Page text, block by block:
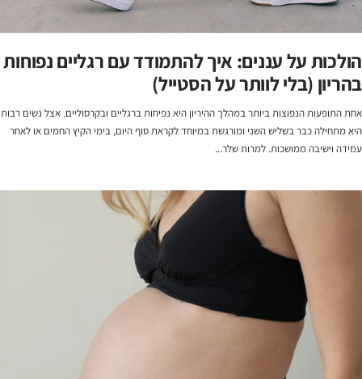
הולכות על עננים: איך להתמודד עם רגליים נפוחות
בהריון (בלי לוותר על הסטייל)
אחת התופעות הנפוצות ביותר במהלך ההיריון היא נפיחות ברגליים ובקרסוליים. אצל נשים רבות
היא מתחילה כבר בשליש השני ומורגשת במיוחד לקראת סוף היום, בימי הקיץ החמים או לאחר
עמידה וישיבה ממושכות. למרות שלר...